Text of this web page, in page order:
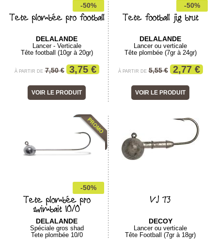
-50%
Tete plombée pro football
DELALANDE
Lancer - Verticale
Tête football (10gr à 20gr)
À PARTIR DE 7,50 € 3,75 €
VOIR LE PRODUIT
-50%
Tete football jig brut
DELALANDE
Lancer ou verticale
Tête plombée (7gr à 24gr)
À PARTIR DE 5,55 € 2,77 €
VOIR LE PRODUIT
-50%
Tete plombée pro
swimbait 10/0
DELALANDE
Spéciale gros shad
Tete plombée 10/0
VJ 73
DECOY
Lancer ou verticale
Tête Football (7gr à 18gr)